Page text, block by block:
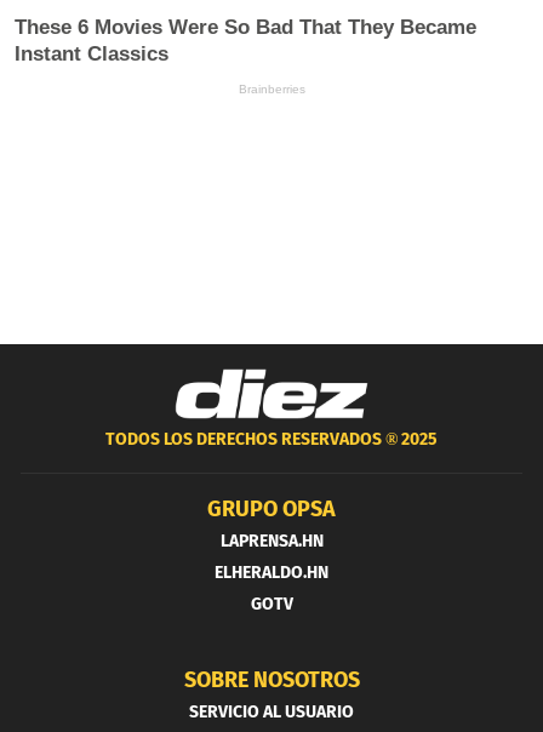
TODOS LOS DERECHOS RESERVADOS ®2025
GRUPO OPSA
LAPRENSA.HN
ELHERALDO.HN
GOTV
SOBRE NOSOTROS
SERVICIO AL USUARIO